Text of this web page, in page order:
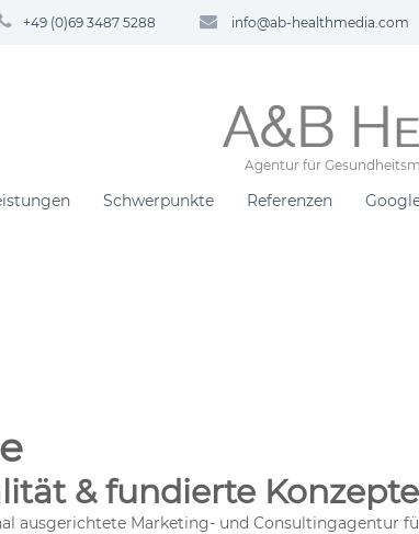
+49 (0)69 3487 5288 info@ab-healthmedia.com
Agentur für
Schwerpunkte Referenzen
& fundierte Konzepte
ausgerichtete Marketing- und Consultingagentur